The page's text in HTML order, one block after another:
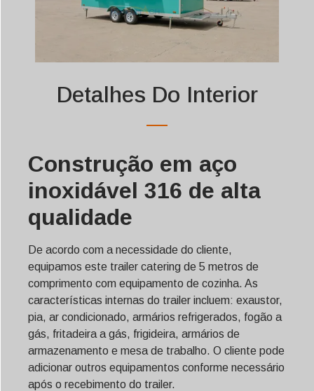
Detalhes Do Interior
Construção em aço
inoxidável 316 de alta
qualidade
De acordo com a necessidade do cliente,
equipamos este trailer catering de 5 metros de
comprimento com equipamento de cozinha. As
características internas do trailer incluem: exaustor,
pia, ar condicionado, armários refrigerados, fogão a
gás, fritadeira a gás, frigideira, armários de
armazenamento e mesa de trabalho. O cliente pode
adicionar outros equipamentos conforme necessário
após o recebimento do trailer.